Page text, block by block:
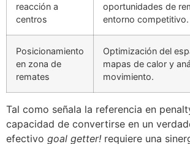
reacción a
centros
oportunidades de
entorno competitivo.
Posicionamiento
en zona de
remates
Optimización del
mapas de calor y
movimiento.
Tal como señala la referencia en
capacidad de convertirse en un
efectivo goal getter! requiere una